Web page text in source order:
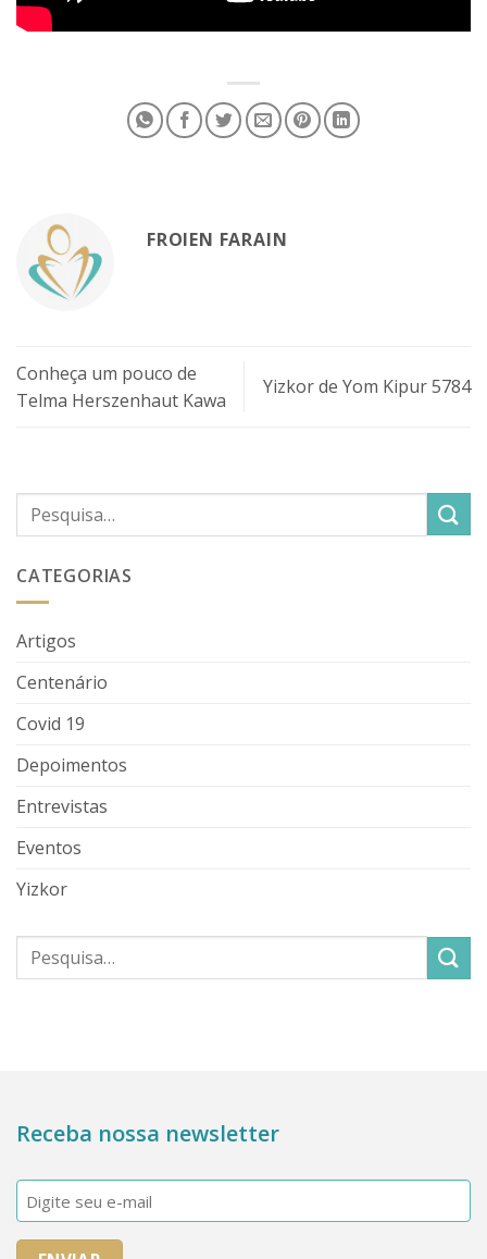
FROIEN FARAIN
Conheça um pouco de
Telma Herszenhaut Kawa
Yizkor de Yom Kipur 5784
CATEGORIAS
Artigos
Centenário
Covid 19
Depoimentos
Entrevistas
Eventos
Yizkor
Receba nossa newsletter
E-
mail
(obrigatório)